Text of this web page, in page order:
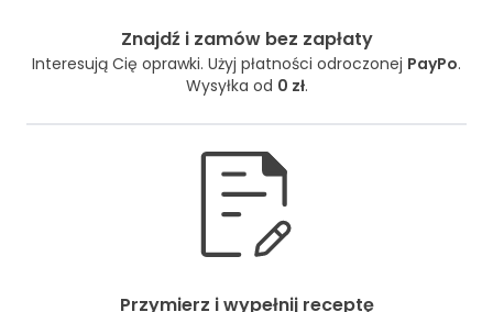
Znajdź i zamów bez zapłaty
Interesują Cię oprawki. Użyj płatności odroczonej PayPo.
Wysyłka od 0 zł.
Przymierz i wypełnij receptę